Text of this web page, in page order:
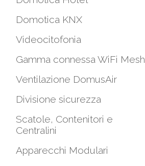
Domotica KNX
Videocitofonia
Gamma connessa WiFi Mesh
Ventilazione DomusAir
Divisione sicurezza
Scatole, Contenitori e
Centralini
Apparecchi Modulari